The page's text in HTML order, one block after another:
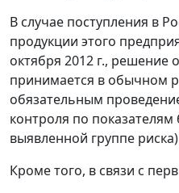
В случае поступления в
продукции этого
октября 2012 г., решение
принимается в обычном
обязательным
контроля по показателям
выявленной группе
Кроме того, в связи с